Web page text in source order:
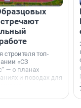
строителя топ-
«СЗ
— о планах
и поводах для